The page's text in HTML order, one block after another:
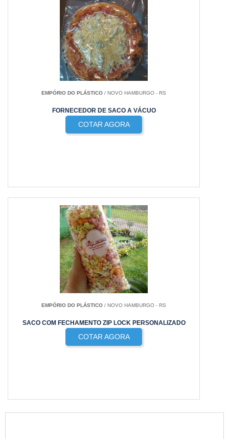
EMPÓRIO DO PLÁSTICO / NOVO HAMBURGO - RS
FORNECEDOR DE SACO A VÁCUO
COTAR AGORA
EMPÓRIO DO PLÁSTICO / NOVO HAMBURGO - RS
SACO COM FECHAMENTO ZIP LOCK PERSONALIZADO
COTAR AGORA